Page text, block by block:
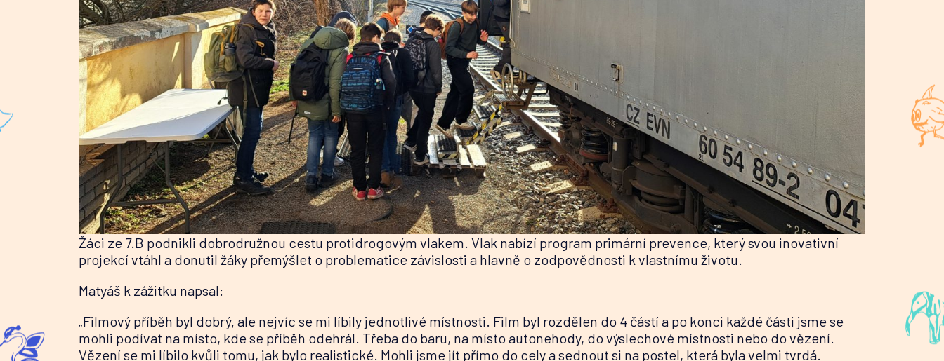
Žáci ze 7.B podnikli dobrodružnou cestu protidrogovým vlakem. Vlak nabízí program primární prevence, který svou inovativní
projekcí vtáhl a donutil žáky přemýšlet o problematice závislosti a hlavně o zodpovědnosti k vlastnímu životu.
Matyáš k zážitku napsal:
„Filmový příběh byl dobrý, ale nejvíc se mi líbily jednotlivé místnosti. Film byl rozdělen do 4 částí a po konci každé části jsme se
mohli podívat na místo, kde se příběh odehrál. Třeba do baru, na místo autonehody, do výslechové místnosti nebo do vězení.
Vězení se mi líbilo kvůli tomu, jak bylo realistické. Mohli jsme jít přímo do cely a sednout si na postel, která byla velmi tvrdá.